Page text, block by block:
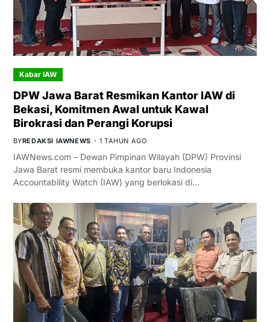
Kabar IAW
DPW Jawa Barat Resmikan Kantor IAW di
Bekasi, Komitmen Awal untuk Kawal
Birokrasi dan Perangi Korupsi
BYREDAKSI IAWNEWS 1 TAHUN AGO
IAWNews.com – Dewan Pimpinan Wilayah (DPW) Provinsi
Jawa Barat resmi membuka kantor baru Indonesia
Accountability Watch (IAW) yang berlokasi di…